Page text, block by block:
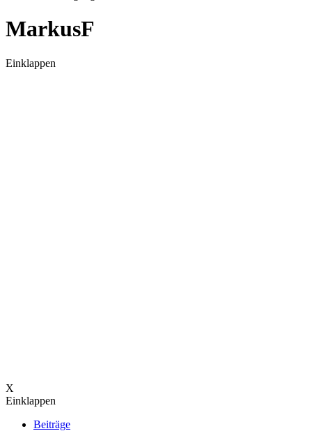
MarkusF
Einklappen
X
Einklappen
Beiträge